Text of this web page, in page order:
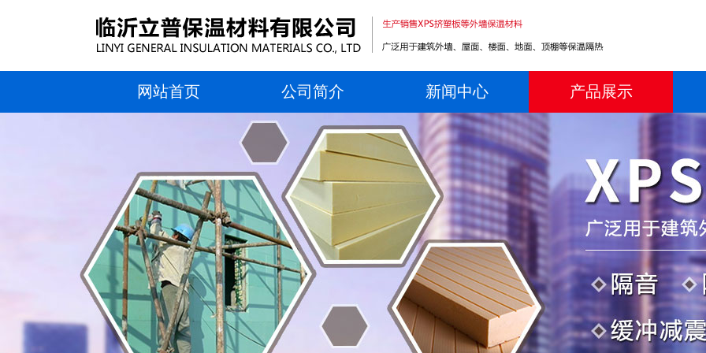
网站首页 公司简介 新闻中心 产品展示